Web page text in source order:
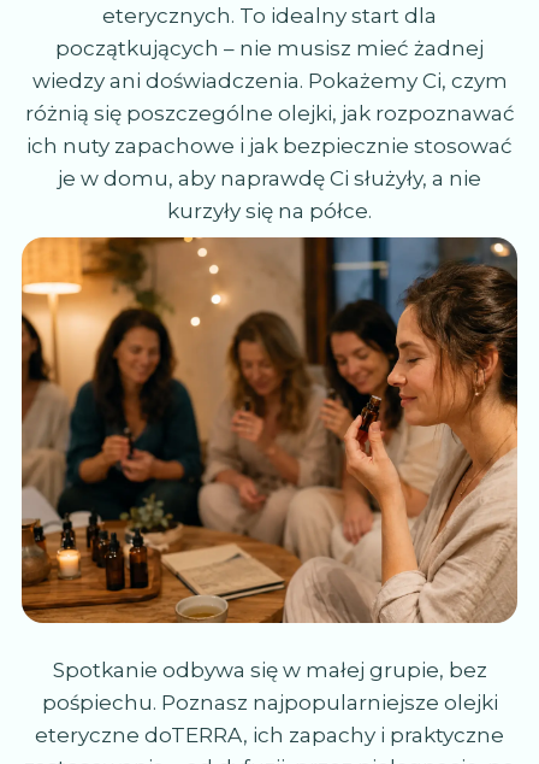
eterycznych. To idealny start dla
początkujących – nie musisz mieć żadnej
wiedzy ani doświadczenia. Pokażemy Ci, czym
różnią się poszczególne olejki, jak rozpoznawać
ich nuty zapachowe i jak bezpiecznie stosować
je w domu, aby naprawdę Ci służyły, a nie
kurzyły się na półce.
Spotkanie odbywa się w małej grupie, bez
pośpiechu. Poznasz najpopularniejsze olejki
eteryczne doTERRA, ich zapachy i praktyczne